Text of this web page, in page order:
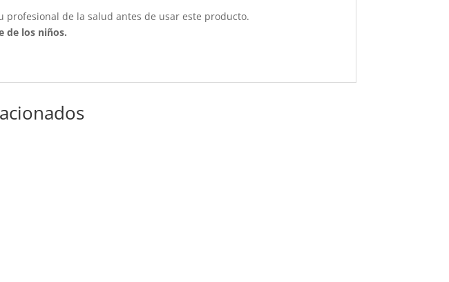
profesional de la salud antes de usar este producto.
de los niños.